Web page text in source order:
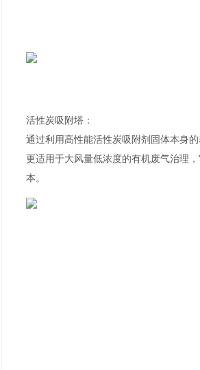
活性炭吸附塔：
通过利用高性能活性炭吸附剂固体本身
更适用于大风量低浓度的有机废气治理
本。